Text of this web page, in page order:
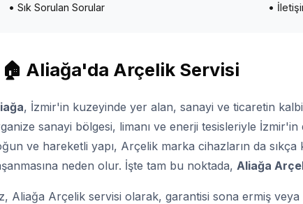
• Sık Sorulan Sorular •
🏠 Aliağa'da Arçelik Servisi
, İzmir'in kuzeyinde yer alan, sanayi ve ticaretin
sanayi bölgesi, limanı ve enerji tesisleriyle
ve hareketli yapı, Arçelik marka cihazların da sıkça
neden olur. İşte tam bu noktada, Aliağa
Aliağa Arçelik servisi olarak, garantisi sona ermiş